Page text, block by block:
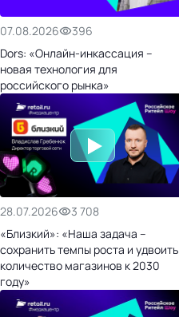
07.08.2026
396
Dors: «Онлайн-инкассация –
новая технология для
российского рынка»
28.07.2026
3 708
«Близкий»: «Наша задача –
сохранить темпы роста и удвоить
количество магазинов к 2030
году»